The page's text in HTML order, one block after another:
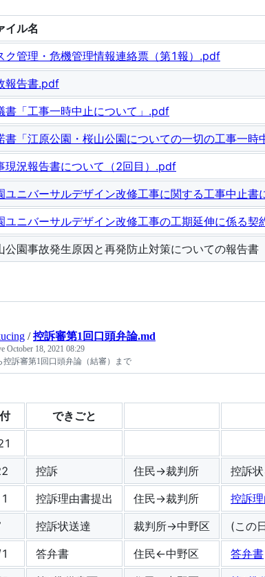
イル名
ク管理・危機管理情報連絡票（第1報）.pdf
報告書.pdf
書「工事一時中止について」.pdf
書「江原公園・桜山公園についての一切の工事一時
現況報告書について（2回目）.pdf
ユニバーサルデザイン改修工事に関する工事中止書
ユニバーサルデザイン改修工事の工期延伸に係る
公園事故発生原因と再発防止対策についての報告書
/控訴審第1回口頭弁論.md
October 18, 2021 08:29
控訴審第1回口頭弁論（結審）まで
できごと
控訴 住民→裁判所
控訴
控訴理由書提出 住民→裁判所
控訴
控訴状送達 裁判所→中野区
(この
答弁書 住民←中野区
答弁書